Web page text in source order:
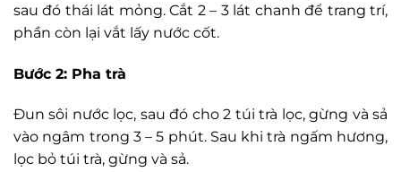
sau đó thái lát mỏng. Cắt 2 – 3 lát chanh để trang trí,
phần còn lại vắt lấy nước cốt.
Bước 2: Pha trà
Đun sôi nước lọc, sau đó cho 2 túi trà lọc, gừng và sả
vào ngâm trong 3 – 5 phút. Sau khi trà ngấm hương,
lọc bỏ túi trà, gừng và sả.